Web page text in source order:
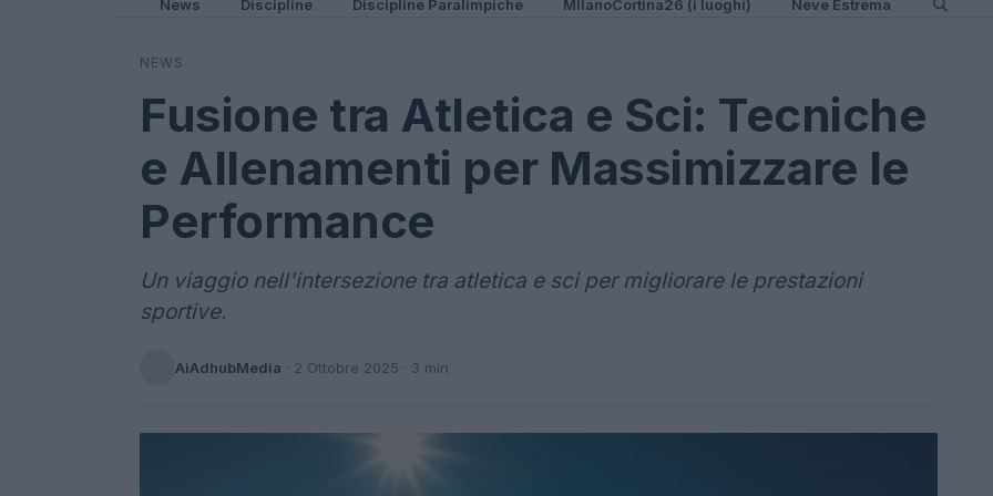
News Discipline Discipline Paralimpiche MIlanoCortina26 (i luoghi) Neve Estrema
NEWS
Fusione tra Atletica e Sci: Tecniche
e Allenamenti per Massimizzare le
Performance
Un viaggio nell'intersezione tra atletica e sci per migliorare le prestazioni
sportive.
AiAdhubMedia · 2 Ottobre 2025 · 3 min